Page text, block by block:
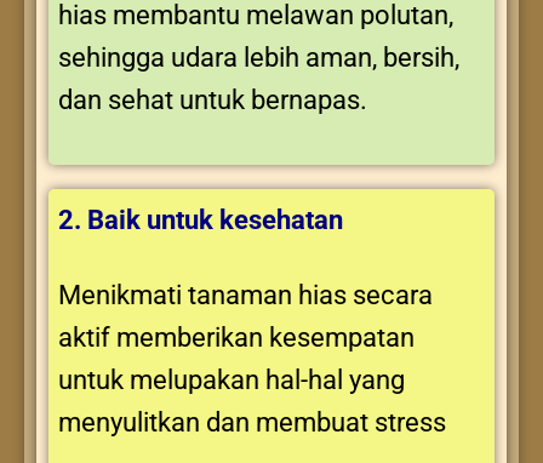
hias membantu melawan polutan,
sehingga udara lebih aman, bersih,
dan sehat untuk bernapas.
2. Baik untuk kesehatan
Menikmati tanaman hias secara
aktif memberikan kesempatan
untuk melupakan hal-hal yang
menyulitkan dan membuat stress